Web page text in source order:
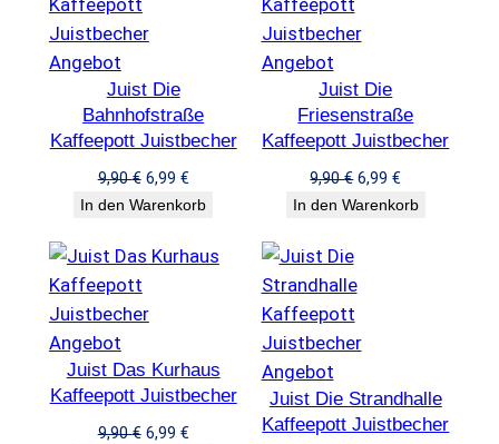
AngebotProdukt
im
Angebot
Juist Die
Bahnhofstraße
Kaffeepott Juistbecher
9,90€ Ursprünglicher
Preis
9,90 €
6,99 €Aktueller
Preis
6,99 €.
In den Warenkorb
AngebotProdukt
im
Angebot
Juist Die
Friesenstraße
Kaffeepott Juistbecher
9,90€ Ursprünglicher
Preis
6,99€Aktueller
Preis
In den Warenkorb
AngebotProdukt
im
Angebot
Juist Das Kurhaus
Kaffeepott Juistbecher
9,90€ Ursprünglicher
6,99 €Aktueller
AngebotProdukt
im
Angebot
Juist Die Strandhalle
Kaffeepott Juistbecher